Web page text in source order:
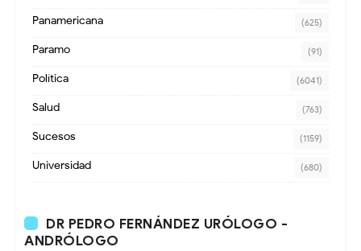
Panamericana (625)
Paramo (91)
Política (6041)
Salud (763)
Sucesos (1159)
Universidad (680)
DR PEDRO FERNÁNDEZ URÓLOGO -
ANDRÓLOGO